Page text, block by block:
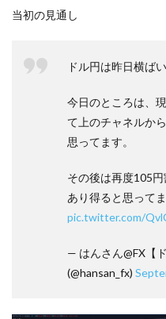
当初の見通し
ドル円は昨日横ば
今日のところは、
て上のチャネルか
思ってます。
その後は再度105
あり得ると思ってま
pic.twitter.com/
— はんさん@FX【
(@hansan_fx)